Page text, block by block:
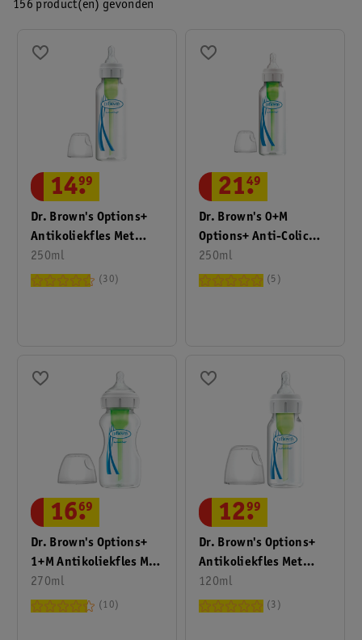
156 product(en) gevonden
Dr. Brown's Options+
Antikoliekfles Met
Smalle Hals
250ml
14.
99
30
Dr. Brown's 0+M
Options+ Anti-Colic
Glazen Fles
250ml
21.
49
5
Dr. Brown's Options+
1+M Antikoliekfles Met
Brede Hals
270ml
16.
69
10
Dr. Brown's Options+
Antikoliekfles Met
Smalle Hals
120ml
12.
99
3